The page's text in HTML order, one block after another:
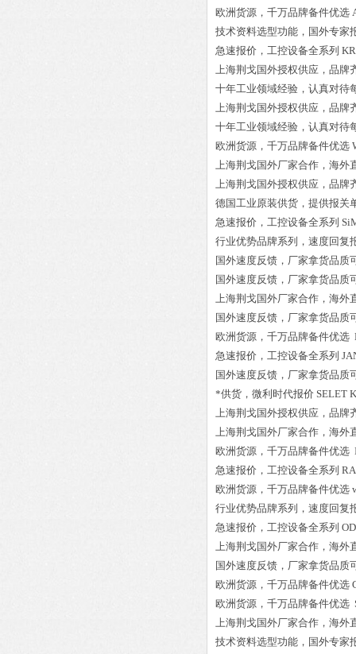
欧洲货源，千万品牌备件优选
技术资料选型功能，国外专家
急速报价，工控设备全系列
上海荆戈国外授权供应，品牌
十年工业领域经验，认真对待
上海荆戈国外授权供应，品牌
十年工业领域经验，认真对待
欧洲货源，千万品牌备件优选
上海荆戈国外厂家合作，海外
上海荆戈国外授权供应，品牌
德国工业原装供货，提供报关
急速报价，工控设备全系列
行业优势品牌系列，速度回复
国外速度反馈，厂家拿货品质
国外速度反馈，厂家拿货品质
上海荆戈国外厂家合作，海外
国外速度反馈，厂家拿货品质
欧洲货源，千万品牌备件优选
急速报价，工控设备全系列
国外速度反馈，厂家拿货品质
*供货，微利时代报价 SELET
上海荆戈国外授权供应，品牌
上海荆戈国外厂家合作，海外
欧洲货源，千万品牌备件优选
急速报价，工控设备全系列
欧洲货源，千万品牌备件优选
行业优势品牌系列，速度回复
急速报价，工控设备全系列
上海荆戈国外厂家合作，海外
国外速度反馈，厂家拿货品质
欧洲货源，千万品牌备件优选
欧洲货源，千万品牌备件优选
上海荆戈国外厂家合作，海外
技术资料选型功能，国外专家